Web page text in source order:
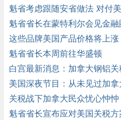
魁省考虑跟随安省做法 对付
魁省省长在蒙特利尔会见金
这些品牌美国产品价格将上
克
魁省省长本周前往华盛顿
白宫最新消息：加拿大钢铝
美国深夜节目：从未见过加
关税战下加拿大民众忧心忡忡
魁省省长宣布应对美国关税方